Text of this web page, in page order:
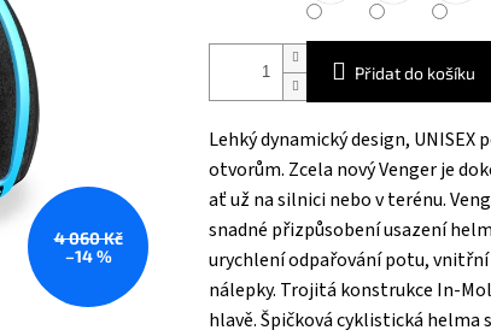
4 060 Kč
–14 %
Přidat do košíku
Lehký dynamický design,
otvorům. Zcela nový Venger je
ať už na silnici nebo v terénu.
snadné přizpůsobení usazení
urychlení odpařování potu,
nálepky. Trojitá konstrukce In-
hlavě.Špičková cyklistická helma